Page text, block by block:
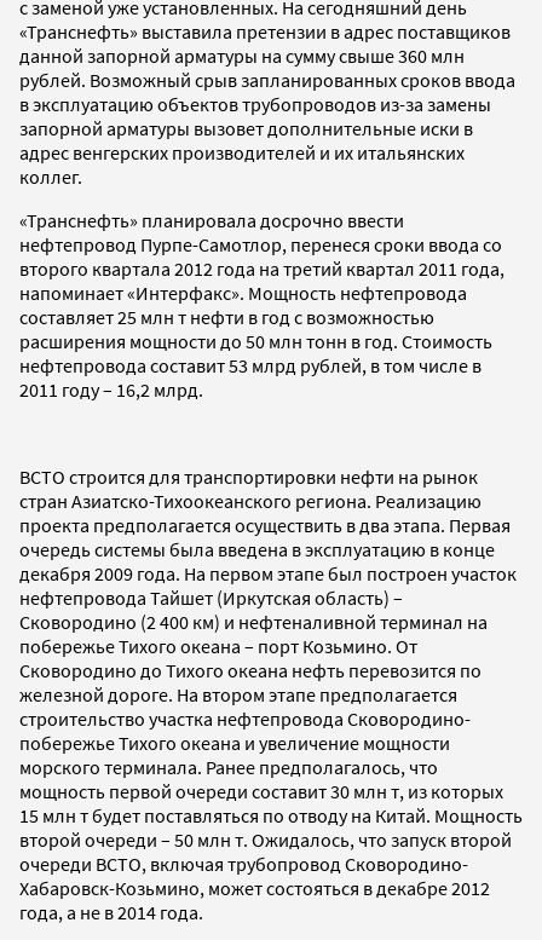
с заменой уже установленных. На сегодняшний день
«Транснефть» выставила претензии в адрес поставщиков
данной запорной арматуры на сумму свыше 360 млн
рублей. Возможный срыв запланированных сроков ввода
в эксплуатацию объектов трубопроводов из-за замены
запорной арматуры вызовет дополнительные иски в
адрес венгерских производителей и их итальянских
коллег.
«Транснефть» планировала досрочно ввести
нефтепровод Пурпе-Самотлор, перенеся сроки ввода со
второго квартала 2012 года на третий квартал 2011 года,
напоминает «Интерфакс». Мощность нефтепровода
составляет 25 млн т нефти в год с возможностью
расширения мощности до 50 млн тонн в год. Стоимость
нефтепровода составит 53 млрд рублей, в том числе в
2011 году – 16,2 млрд.
ВСТО строится для транспортировки нефти на рынок
стран Азиатско-Тихоокеанского региона. Реализацию
проекта предполагается осуществить в два этапа. Первая
очередь системы была введена в эксплуатацию в конце
декабря 2009 года. На первом этапе был построен участок
нефтепровода Тайшет (Иркутская область) –
Сковородино (2 400 км) и нефтеналивной терминал на
побережье Тихого океана – порт Козьмино. От
Сковородино до Тихого океана нефть перевозится по
железной дороге. На втором этапе предполагается
строительство участка нефтепровода Сковородино-
побережье Тихого океана и увеличение мощности
морского терминала. Ранее предполагалось, что
мощность первой очереди составит 30 млн т, из которых
15 млн т будет поставляться по отводу на Китай. Мощность
второй очереди – 50 млн т. Ожидалось, что запуск второй
очереди ВСТО, включая трубопровод Сковородино-
Хабаровск-Козьмино, может состояться в декабре 2012
года, а не в 2014 года.